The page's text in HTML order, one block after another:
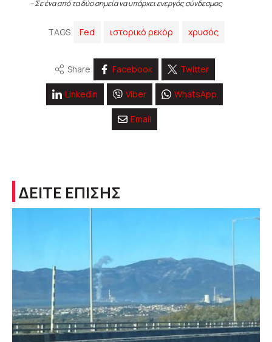
– Σε ένα από τα δύο σημεία να υπάρχει ενεργός σύνδεσμος
TAGS Fed ιστορικό ρεκόρ χρυσός
Share Facebook Twitter
Linkedin Viber WhatsApp
Email
ΔΕΙΤΕ ΕΠΙΣΗΣ